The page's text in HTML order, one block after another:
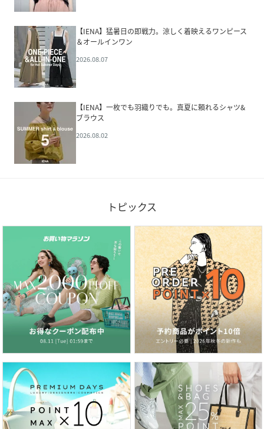
【IENA】猛暑日の即戦力。涼しく着映えるワンピース
＆オールインワン
2026.08.07
【IENA】一枚でも羽織りでも。真夏に頼れるシャツ&
ブラウス
2026.08.02
トピックス